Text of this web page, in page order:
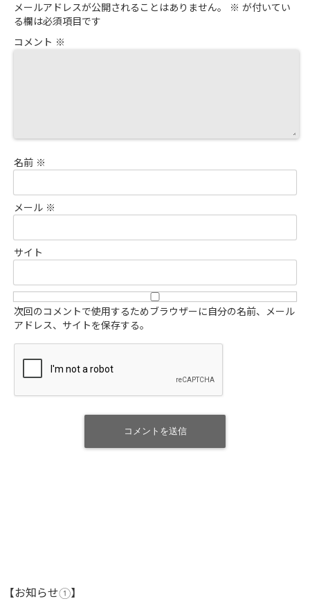
メールアドレスが公開されることはありません。 ※ が付いてい
る欄は必須項目です
コメント ※
名前 ※
メール ※
サイト
次回のコメントで使用するためブラウザーに自分の名前、メール
アドレス、サイトを保存する。
【お知らせ①】